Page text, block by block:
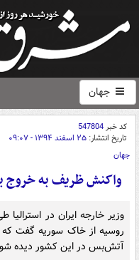
جهان
کد خبر547804
تاریخ انتشار: ۲۵ اسفند ۱۳۹۴ - ۰۹:۰۷
جهان
واکنش ظریف به خروج
وزیر خارجه ایران در
روسیه از خاک سوریه گفت که
آتش‌بس در این کشور دیده